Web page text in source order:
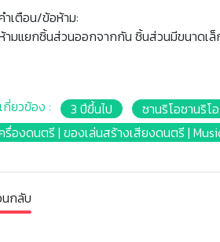
ำเตือน/ข้อห้าม:
ามแยกชิ้นส่วนออกจากกัน ชิ้นส่วนมีขนาดเล็
กี่ยวข้อง : 3 ปีขึ้นไป
ซานริโอซานริโ
รื่องดนตรี | ของเล่นสร้างเสียงดนตรี |
กลับ